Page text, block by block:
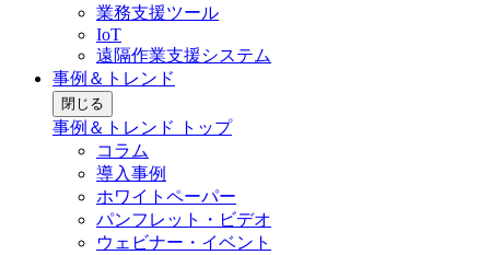
業務支援ツール
IoT
遠隔作業支援システム
事例＆トレンド
閉じる
事例＆トレンド トップ
コラム
導入事例
ホワイトペーパー
パンフレット・ビデオ
ウェビナー・イベント